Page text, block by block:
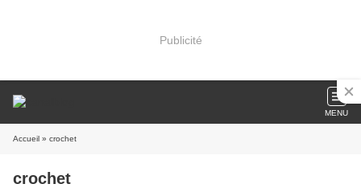
Publicité
MENU
Accueil » crochet
crochet